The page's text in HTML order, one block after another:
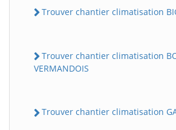
Trouver chantier climatisation
Trouver chantier climatisation
VERMANDOIS
Trouver chantier climatisation